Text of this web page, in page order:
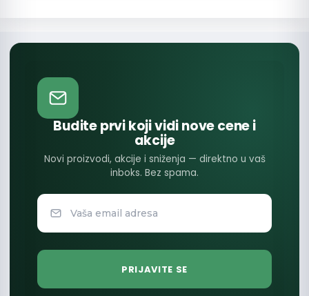
Budite prvi koji vidi nove cene i
akcije
Novi proizvodi, akcije i sniženja — direktno u vaš
inboks. Bez spama.